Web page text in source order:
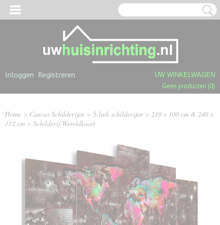
Inloggen Registreren UW WINKELWAGEN
Geen producten (0)
Home > Canvas Schilderijen > 5-luik schilderijen > 210 x 100 cm & 240 x
112 cm > Schilderij Wereldkaart
SHAGGY TAPIJTEN